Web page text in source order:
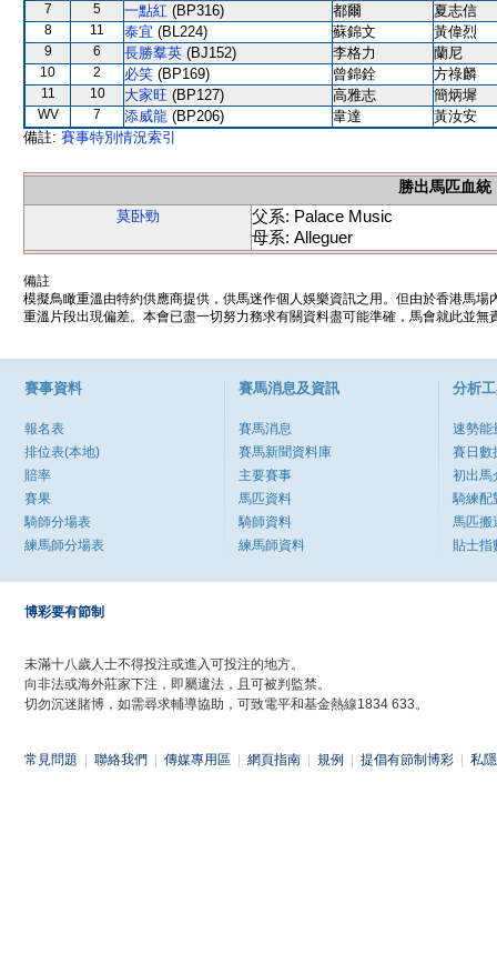
7 5 一點紅 (BP316) 都爾 夏志信
8 11 泰宜 (BL224) 蘇錦文 黃偉烈
9 6 長勝羣英 (BJ152) 李格力 蘭尼
10 2 必笑 (BP169) 曾錦銓 方祿麟
11 10 大家旺 (BP127) 高雅志 簡炳墀
WV 7 添威龍 (BP206) 韋達
黃汝安
備註: 賽事特別情況索引
勝出馬匹血統
莫卧勁
父系: Palace Music
母系: Alleguer
備註
模擬鳥瞰重溫由特約供應商提供，供馬迷作個人娛樂資訊之用。但由於香港馬
重溫片段出現偏差。本會已盡一切努力務求有關資料盡可能準確，馬會就此並
賽事資料
報名表
排位表(本地)
賠率
賽果
騎師分場表
練馬師分場表
賽馬消息及資訊
賽馬消息
賽馬新聞資料庫
主要賽事
馬匹資料
騎師資料
練馬師資料
分析
速勢能
賽日數
初出馬
騎練配
馬匹搬
貼士指
博彩要有節制
未滿十八歲人士不得投注或進入可投注的地方。
向非法或海外莊家下注，即屬違法，且可被判監禁。
切勿沉迷賭博，如需尋求輔導協助，可致電平和基金熱線1834 633。
常見問題 聯絡我們 傳媒專用區 網頁指南 規例 提倡有節制博彩 私